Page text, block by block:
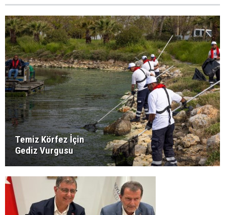
Temiz Körfez İçin
Gediz Vurgusu